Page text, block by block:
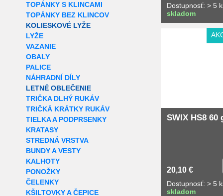
TOPÁNKY S KLINCAMI
TOPÁNKY BEZ KLINCOV
KOLIESKOVÉ LYŽE
LYŽE
VAZANIE
OBALY
PALICE
NÁHRADNÍ DÍLY
LETNÉ OBLEČENIE
TRIČKA DLHÝ RUKÁV
TRIČKÁ KRÁTKY RUKÁV
TIELKA A PODPRSENKY
KRATASY
STREDNÁ VRSTVA
BUNDY A VESTY
KALHOTY
PONOŽKY
ČELENKY
KŠILTOVKY A ČEPICE
Dostupnosť: > 5
skladom
SWIX HS8 60
20,10 €
Dostupnosť: > 5
skladom